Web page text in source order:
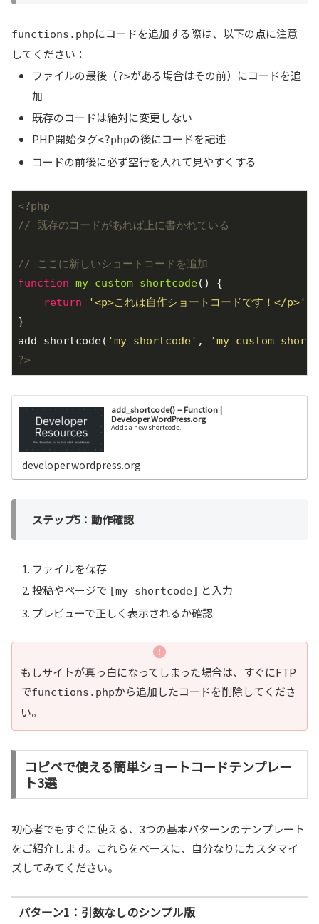
functions.phpにコードを追加する際は、以下の点に注意
してください：
ファイルの最後（?>がある場合はその前）にコードを追
加
既存のコードは絶対に変更しない
PHP開始タグ<?phpの後にコードを記述
コードの前後に必ず空行を入れて見やすくする
<?php
// 既存のコードがあれば上に書かれている
// ここに新しいショートコードを追加
function my_custom_shortcode()
{
return
'<p>これは自作ショートコードです！</p>'
}
add_shortcode( 'my_shortcode' ,
?>
add_shortcode() – Function |
Developer.WordPress.org
Adds a new shortcode.
developer.wordpress.org
ステップ5：動作確認
ファイルを保存
投稿やページで [my_shortcode] と入力
プレビューで正しく表示されるか確認
もしサイトが真っ白になってしまった場合は、すぐにFTP
でfunctions.phpから追加したコードを削除してくださ
い。
コピペで使える簡単ショートコードテンプレー
ト3選
初心者でもすぐに使える、3つの基本パターンのテンプレート
をご紹介します。これらをベースに、自分なりにカスタマイ
ズしてみてください。
パターン1：引数なしのシンプル版